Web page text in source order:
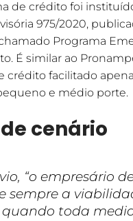
de crédito foi
975/2020,
Programa
É similar ao
crédito facilitado
e médio porte.
cenário
“o empresário
sempre a
quando toda